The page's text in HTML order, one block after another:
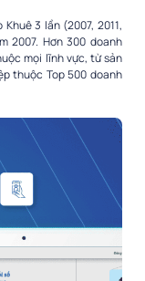
3 lần (2007, 2011,
2007. Hơn 300 doanh
mọi lĩnh vực, từ sản
thuộc Top 500 doanh